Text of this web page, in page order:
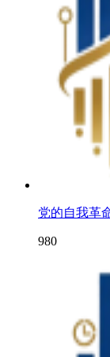
党的自我革
980